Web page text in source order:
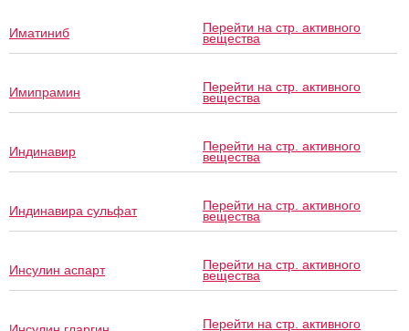
Иматиниб Перейти на стр. активного
вещества
Имипрамин Перейти на стр. активного
вещества
Индинавир Перейти на стр. активного
вещества
Индинавира сульфат Перейти на стр. активного
вещества
Инсулин аспарт Перейти на стр. активного
вещества
Перейти на стр. активного